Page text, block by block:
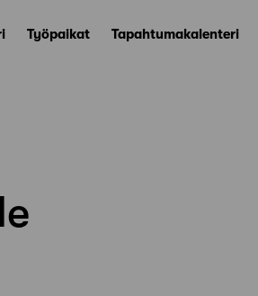
Työpaikat Tapahtumakalenteri